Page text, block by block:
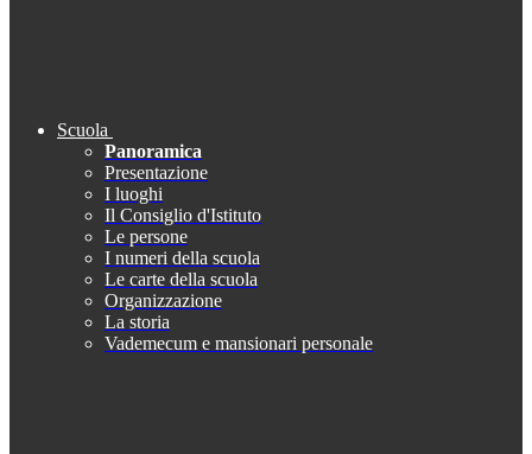
Scuola
Panoramica
Presentazione
I luoghi
Il Consiglio d'Istituto
Le persone
I numeri della scuola
Le carte della scuola
Organizzazione
La storia
Vademecum e mansionari personale